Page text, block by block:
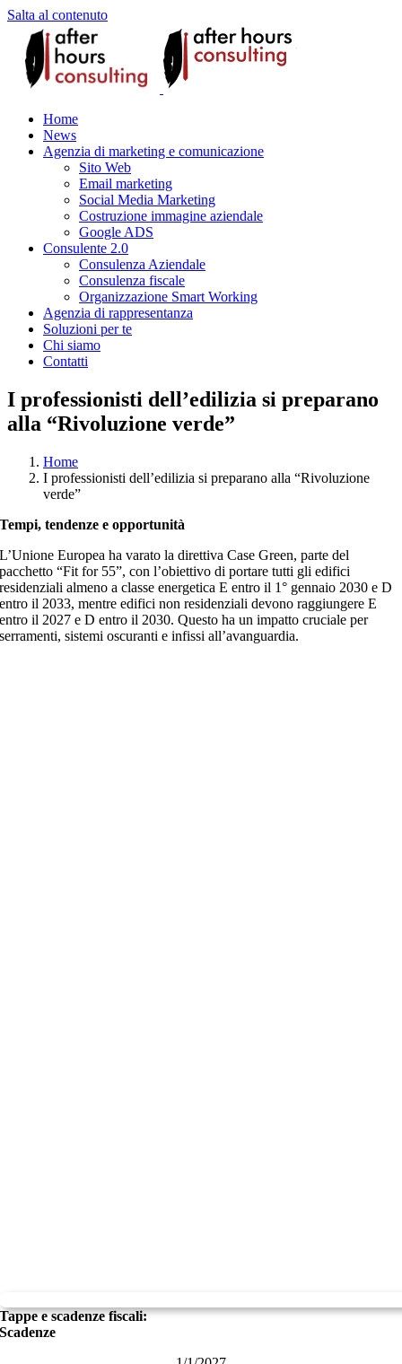
Salta al contenuto
Home
News
Agenzia di marketing e comunicazione
Sito Web
Email marketing
Social Media Marketing
Costruzione immagine aziendale
Google ADS
Consulente 2.0
Consulenza Aziendale
Consulenza fiscale
Organizzazione Smart Working
Agenzia di rappresentanza
Soluzioni per te
Chi siamo
Contatti
I professionisti dell’edilizia si preparano
alla “Rivoluzione verde”
Home
I professionisti dell’edilizia si preparano alla “Rivoluzione
verde”
Tempi, tendenze e opportunità
L’Unione Europea ha varato la direttiva Case Green, parte del
pacchetto “Fit for 55”, con l’obiettivo di portare tutti gli edifici
residenziali almeno a classe energetica E entro il 1° gennaio 2030 e D
entro il 2033, mentre edifici non residenziali devono raggiungere E
entro il 2027 e D entro il 2030. Questo ha un impatto cruciale per
serramenti, sistemi oscuranti e infissi all’avanguardia.
Tappe e scadenze fiscali:
Scadenze